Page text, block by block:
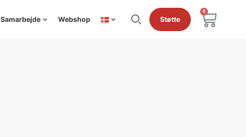
Samarbejde Webshop Støtte
0